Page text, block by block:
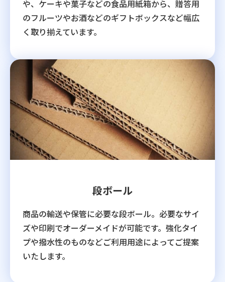
や、ケーキや菓子などの食品用紙箱から、贈答用
のフルーツやお酒などのギフトボックスなど幅広
く取り揃えています。
段ボール
商品の輸送や保管に必要な段ボール。必要なサイ
ズや印刷でオーダーメイドが可能です。強化タイ
プや撥水性のものなどご利用用途によってご提案
いたします。